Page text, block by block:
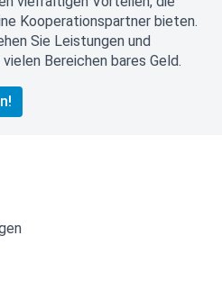
Kooperationspartner bieten.
Sie Leistungen und
Bereichen bares Geld.